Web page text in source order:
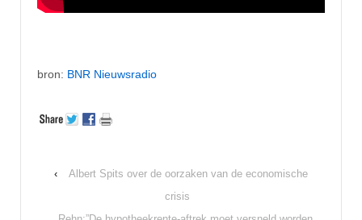
bron: BNR Nieuwsradio
‹
Albert Spits over de oorzaken van de economische
crisis